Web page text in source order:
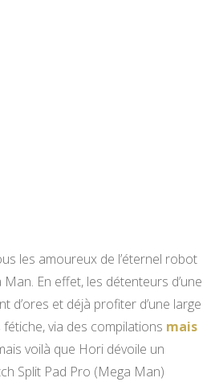
les amoureux de l’éternel robot
En effet, les détenteurs d’une
d’ores et déjà profiter d’une large
via des compilations mais
voilà que Hori dévoile un
Split Pad Pro (Mega Man)